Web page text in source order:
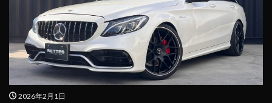
2026年2月1日